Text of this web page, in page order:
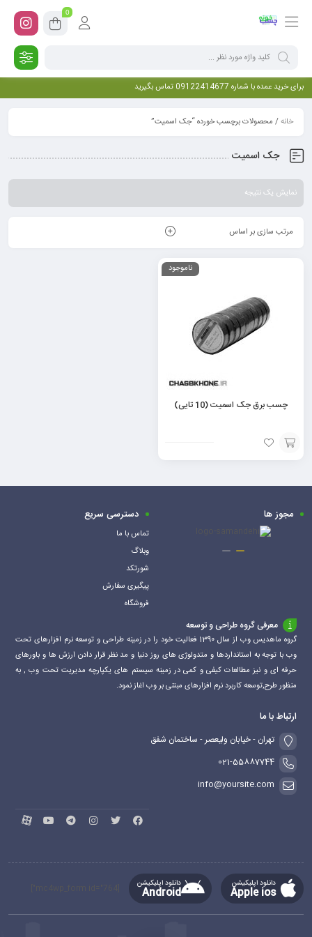
0
برای خرید عمده با شماره 09122414677 تماس بگیرید
خانه/ محصولات برچسب خورده “جک اسمیت”
جک اسمیت
نمایش یک نتیجه
مرتب سازی بر اساس
ناموجود
چسب برق جک اسمیت (10 تایی)
افزودن
به
مجوز ها دسترسی سریع
تماس با ما
وبلاگ
شورتکد
پیگیری سفارش
فروشگاه
معرفی گروه طراحی و توسعه
گروه ماهدیس وب از سال 1390 فعالیت خود را در زمینه طراحی و توسعه نرم افزارهای تحت
وب با توجه به استانداردها و متدولوژی های روز دنیا و مد نظر قرار دادن ارزش ها و باورهای
حرفه ای و نیز مطالعات کیفی و کمی در زمینه سیستم های یکپارچه مدیریت تحت وب , به
منظور طرح,توسعه کاربرد نرم افزارهای مبتنی بر وب اغاز نمود.
ارتباط با ما
تهران - خیابان ولیعصر - ساختمان شفق
021-55887744
info@yoursite.com
دانلود اپلیکیشن
Apple ios
دانلود اپلیکیشن
Android